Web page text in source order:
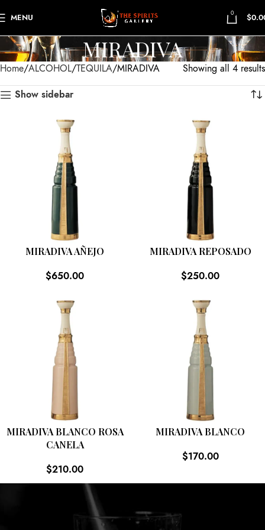
MENU 0 $
MIRADIVA
Home ALCOHOL TEQUILA MIRADIVA Showing all 4 results
Show sidebar
MIRADIVA AÑEJO
$650.00
MIRADIVA REPOSADO
$250.00
MIRADIVA BLANCO ROSA
CANELA
$210.00
MIRADIVA BLANCO
$170.00